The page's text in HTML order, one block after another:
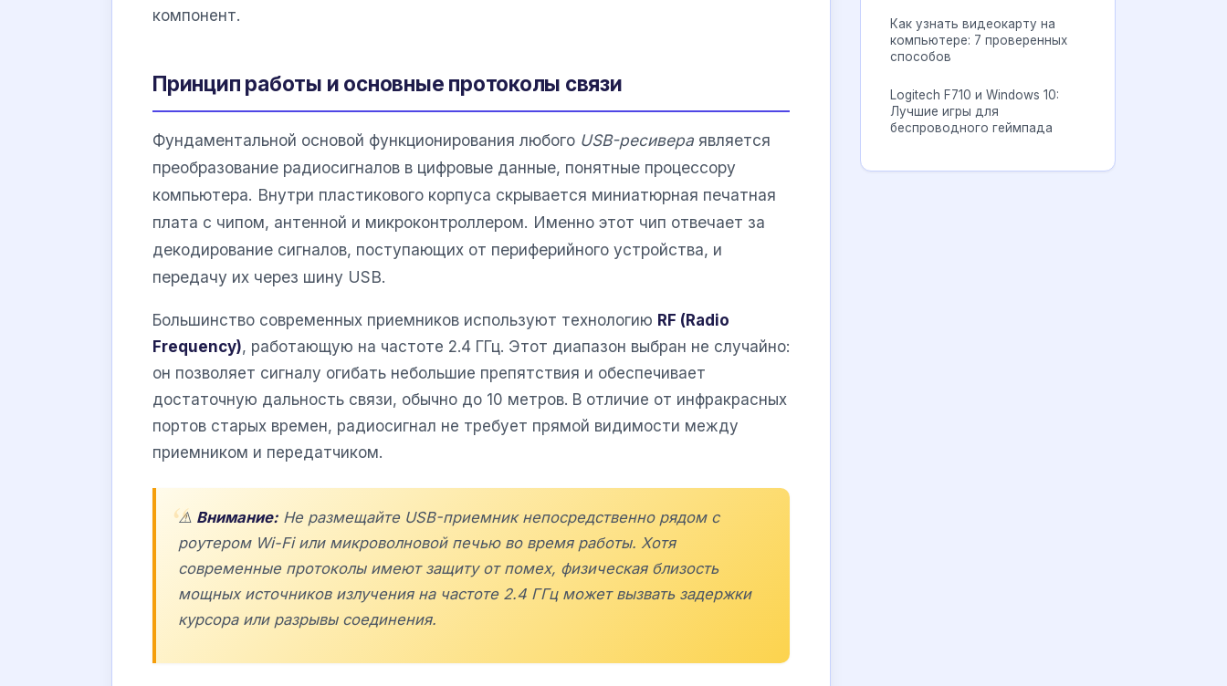
компонент.
Принцип работы и основные протоколы связи
Фундаментальной основой функционирования любого USB-ресивера является
преобразование радиосигналов в цифровые данные, понятные процессору
компьютера. Внутри пластикового корпуса скрывается миниатюрная печатная
плата с чипом, антенной и микроконтроллером. Именно этот чип отвечает за
декодирование сигналов, поступающих от периферийного устройства, и
передачу их через шину USB.
Большинство современных приемников используют технологию RF (Radio
Frequency), работающую на частоте 2.4 ГГц. Этот диапазон выбран не случайно:
он позволяет сигналу огибать небольшие препятствия и обеспечивает
достаточную дальность связи, обычно до 10 метров. В отличие от инфракрасных
портов старых времен, радиосигнал не требует прямой видимости между
приемником и передатчиком.
⚠️ Внимание: Не размещайте USB-приемник непосредственно рядом с
роутером Wi-Fi или микроволновой печью во время работы. Хотя
современные протоколы имеют защиту от помех, физическая близость
мощных источников излучения на частоте 2.4 ГГц может вызвать задержки
курсора или разрывы соединения.
Как узнать видеокарту на
компьютере: 7 проверенных
способов
Logitech F710 и Windows 10:
Лучшие игры для
беспроводного геймпада